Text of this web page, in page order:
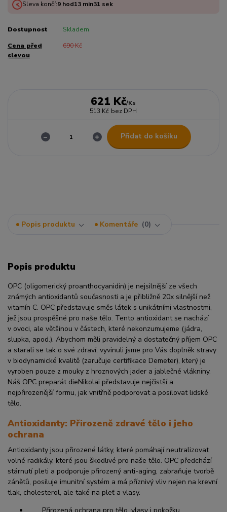
Sleva končí:9hod13min31 sek
Dostupnost Skladem
Cena před
slevou
690 Kč
621 Kč/Ks
513 Kč bez DPH
Přidat do košíku
Popis produktu Komentáře 0
Popis produktu
OPC (oligomerický proanthocyanidin) je nejsilnější ze všech
známých antioxidantů současnosti a je přibližně 20x silnější než
vitamín C. OPC představuje směs látek s unikátními vlastnostmi,
jež jsou prospěšné pro naše tělo. Tento antioxidant se nachází
v ovoci, ale většinou v částech, které nekonzumujeme (jádra,
slupka, apod.). Abychom měli pravidelný a dostatečný příjem OPC
a starali se tak o své zdraví, vyvinuli jsme pro Vás doplněk stravy
v biodynamické kvalitě (zaručuje certifikace Demeter), který je
vyroben pouze z mouky z hroznových jader a jablečné vlákniny.
Náš OPC preparát dieNikolai představuje nejčistší a
nejpřirozenější formu, jak vnitřně podporovat a posilovat lidské
tělo.
Antioxidanty: Přirozeně zdravé tělo i jeho
ochrana
Antioxidanty jsou přirozené látky, které pomáhají neutralizovat
volné radikály, které jsou škodlivé pro naše tělo. OPC předchází
stárnutí pleti a podporuje přirozený anti-aging, zabraňuje tvorbě
zánětů, posiluje imunitní systém a má příznivý vliv nejen na krevní
tlak, cholesterol, ale také na pleť a vlasy.